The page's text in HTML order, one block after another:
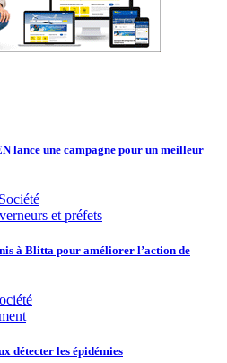
lance une campagne pour un meilleur
Société
à Blitta pour améliorer l’action de
détecter les épidémies